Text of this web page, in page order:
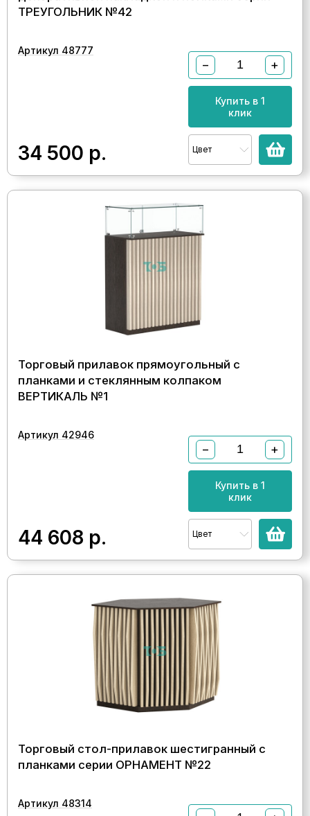
ТРЕУГОЛЬНИК №42
Артикул 48777
34 500 р.
− +
Купить в 1
клик
Цвет
Торговый прилавок прямоугольный с
планками и стеклянным колпаком
ВЕРТИКАЛЬ №1
Артикул 42946
44 608 р.
− +
Купить в 1
клик
Цвет
Торговый стол-прилавок шестигранный с
планками серии ОРНАМЕНТ №22
Артикул 48314